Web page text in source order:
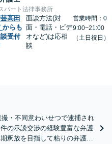
パート法律事務所
高田
からも
受付
面談方法(対
面・電話・ビデ
オなど)は応相
談
営業時間：0
9:00~21:00
（土日祝日）
撮・不同意わいせつで逮捕され
の示談交渉の経験豊富な弁護
釈放を目指して粘りの弁護活